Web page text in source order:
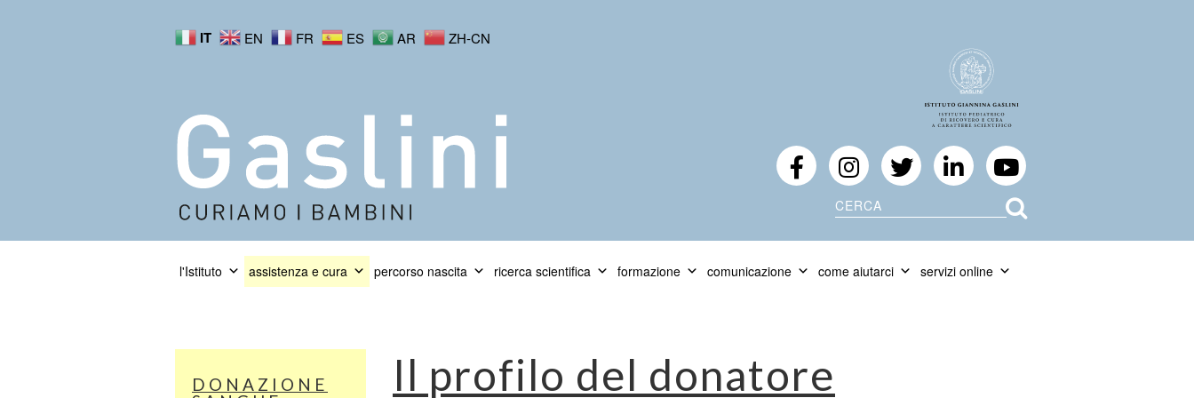
IT EN FR ES AR ZH-CN
Cerca
l'Istituto assistenza e cura percorso nascita ricerca scientifica formazione comunicazione come aiutarci servizi online
DONAZIONE
Il profilo del donatore